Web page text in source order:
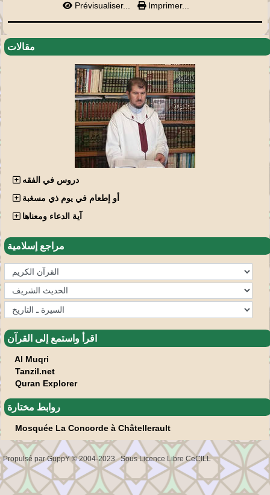
مقالات
دروس في الفقه
أو إطعام في يوم ذي مسغبة
آية الدعاء ومعناها
مراجع إسلامية
اقرأ واستمع إلى القرآن
Al Muqri
Tanzil.net
Quran Explorer
روابط مختارة
Mosquée La Concorde à Châtellerault
Prévisualiser... Imprimer...
Propulsé par GuppY© 2004-2023 Sous Licence Libre CeCILL